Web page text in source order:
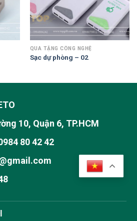
QUÀ TẶNG CÔNG NGHỆ
Sạc dự phòng – 02
10, Quận 6, TP.HCM
80 42 42